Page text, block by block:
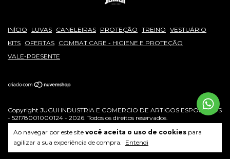
Ao navegar por este site você aceita o uso de cookies para
agilizar a sua experiência de compra. Entendi
INÍCIO LUVAS CANELEIRAS PROTEÇÃO TREINO VESTUÁRIO
KITS OFERTAS COMBAT CARE - HIGIENE E PROTEÇÃO
VALE-PRESENTE
Copyright JUGUI INDUSTRIA E COMERCIO DE ARTIGOS ESPORTIVOS
- 52178001000124 - 2026. Todos os direitos reservados.